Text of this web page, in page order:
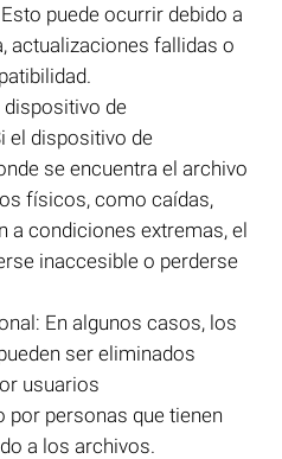
puede ocurrir debido a
actualizaciones fallidas o
de
el dispositivo de
se encuentra el archivo
físicos, como caídas,
a condiciones extremas, el
inaccesible o perderse
En algunos casos, los
ser eliminados
usuarios
por personas que tienen
a los archivos.